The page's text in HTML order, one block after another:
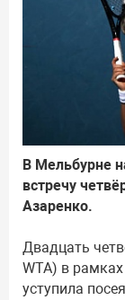
В Мельбурне
встречу
Азаренко.
Двадцать
WTA) в
уступила